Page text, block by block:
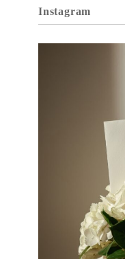
Instagram